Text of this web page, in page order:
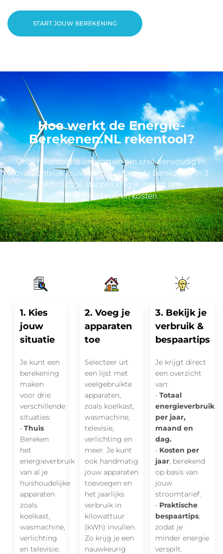
START JOUW BEREKENING
Hoe werkt de Energie-
Berekenen.NL rekentool?
Onze rekentool is ontworpen om snel, eenvoudig en
overzichtelijk jouw energieverbruik te berekenen. In 3
eenvoudige stappen krijg je inzicht in je
energiegebruik en kosten.
1. Kies
jouw
situatie
Je kunt een
berekening
maken
voor drie
verschillende
situaties:
• Thuis
Bereken
het
energieverbruik
van al je
huishoudelijke
apparaten
zoals
koelkast,
wasmachine,
verlichting
en televisie.
2. Voeg je
apparaten
toe
Selecteer uit
een lijst met
veelgebruikte
apparaten,
zoals koelkast,
wasmachine,
televisie,
verlichting en
meer. Je kunt
ook handmatig
jouw apparaten
toevoegen en
het jaarlijks
verbruik in
kilowattuur
(kWh) invullen.
Zo krijg je een
nauwkeurig
3. Bekijk je
verbruik &
bespaartips
Je krijgt direct
een overzicht
van:
•Totaal
energieverbruik
per jaar,
maand en
dag.
• Kosten per
jaar, berekend
op basis van
jouw
stroomtarief.
• Praktische
bespaartips,
zodat je
minder energie
verspilt.